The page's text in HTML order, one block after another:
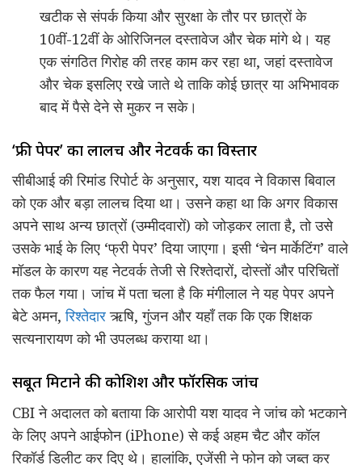
खटीक से संपर्क किया और सुरक्षा के तौर पर छात्रों के
10वीं-12वीं के ओरिजिनल दस्तावेज और चेक मांगे थे। यह
एक संगठित गिरोह की तरह काम कर रहा था, जहां दस्तावेज
और चेक इसलिए रखे जाते थे ताकि कोई छात्र या अभिभावक
बाद में पैसे देने से मुकर न सके।
‘फ्री पेपर’ का लालच और नेटवर्क का विस्तार
सीबीआई की रिमांड रिपोर्ट के अनुसार, यश यादव ने विकास बिवाल
को एक और बड़ा लालच दिया था। उसने कहा था कि अगर विकास
अपने साथ अन्य छात्रों (उम्मीदवारों) को जोड़कर लाता है, तो उसे
उसके भाई के लिए ‘फ्री पेपर’ दिया जाएगा। इसी ‘चेन मार्केटिंग’ वाले
मॉडल के कारण यह नेटवर्क तेजी से रिश्तेदारों, दोस्तों और परिचितों
तक फैल गया। जांच में पता चला है कि मंगीलाल ने यह पेपर अपने
बेटे अमन,रिश्तेदारऋषि, गुंजन और यहाँ तक कि एक शिक्षक
सत्यनारायण को भी उपलब्ध कराया था।
सबूत मिटाने की कोशिश और फॉरेंसिक जांच
CBI ने अदालत को बताया कि आरोपी यश यादव ने जांच को भटकाने
के लिए अपने आईफोन (iPhone) से कई अहम चैट और कॉल
रिकॉर्ड डिलीट कर दिए थे। हालांकि, एजेंसी ने फोन को जब्त कर